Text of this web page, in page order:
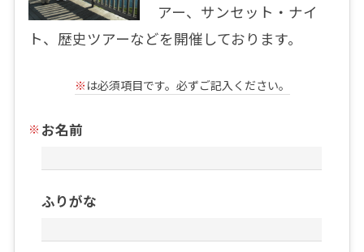
アー、サンセット・ナイ
ト、歴史ツアーなどを開催しております。
※ は必須項目です。必ずご記入ください。
お名前
ふりがな